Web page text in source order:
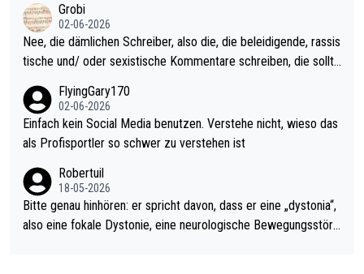
ohl wenig WDF Turniere spielen. Dies war bei Archie Self letzt
es Jahr der Fall. Er musste als amtierender Weltmeister durch
den Qualifier und ich glaube kaum, dass Mitchel sich das (in Ve
gas) antun würde, wenn er doch eigentlich die PDC-WM als Zi
el hat.
Grobi
02-06-2026
Nee, die dämlichen Schreiber, also die, die beleidigende, rassis
tische und/ oder sexistische Kommentare schreiben, die sollte
s Leben in den Griff kriegen. Nur eins wundert mich: Luke Little
r war doch neulich erst derjenige, der über Social Media GvV p
rovoziert hat. Und Littlers Mutter schießt öfters mal gegen Ric
FlyingGary170
02-06-2026
Einfach kein Social Media benutzen. Verstehe nicht, wieso das
als Profisportler so schwer zu verstehen ist
Robertuil
18-05-2026
Bitte genau hinhören: er spricht davon, dass er eine „dystonia“,
also eine fokale Dystonie, eine neurologische Bewegungsstöru